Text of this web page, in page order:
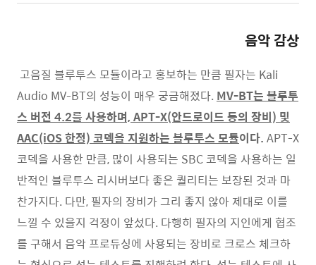
음악 감상
고음질 블루투스 모듈이라고 홍보하는 만큼 필자는 Kali
Audio MV-BT의 성능이 매우 궁금해졌다. MV-BT는 블루투
스 버전 4.2를 사용하며, APT-X(안드로이드 등의 장비) 및
AAC(iOS 한정) 코덱을 지원하는 블루투스 모듈이다. APT-X
코덱을 사용한 만큼, 많이 사용되는 SBC 코덱을 사용하는 일
반적인 블루투스 리시버보다 좋은 퀄리티는 보장된 것과 마
찬가지다. 다만, 필자의 장비가 그리 좋지 않아 제대로 이를
느낄 수 있을지 걱정이 앞섰다. 다행히 필자의 지인에게 협조
를 구해서 음악 프로듀싱에 사용되는 장비로 크로스 체크하